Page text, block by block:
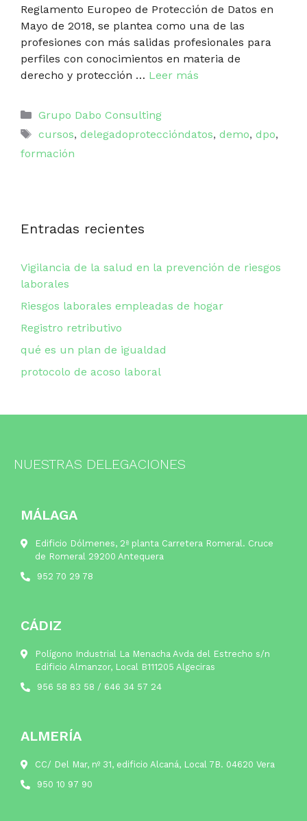
Reglamento Europeo de Protección de Datos en
Mayo de 2018, se plantea como una de las
profesiones con más salidas profesionales para
perfiles con conocimientos en materia de
derecho y protección … Leer más
Categorías
Grupo Dabo Consulting
Etiquetas
cursos, delegadoproteccióndatos, demo, dpo,
formación
Entradas recientes
Vigilancia de la salud en la prevención de riesgos
laborales
Riesgos laborales empleadas de hogar
Registro retributivo
qué es un plan de igualdad
protocolo de acoso laboral
NUESTRAS DELEGACIONES
MÁLAGA
Edificio Dólmenes, 2ª planta Carretera Romeral. Cruce
de Romeral 29200 Antequera
952 70 29 78
CÁDIZ
Polígono Industrial La Menacha Avda del Estrecho s/n
Edificio Almanzor, Local B111205 Algeciras
956 58 83 58 / 646 34 57 24
ALMERÍA
CC/ Del Mar, nº 31, edificio Alcaná, Local 7B. 04620 Vera
950 10 97 90